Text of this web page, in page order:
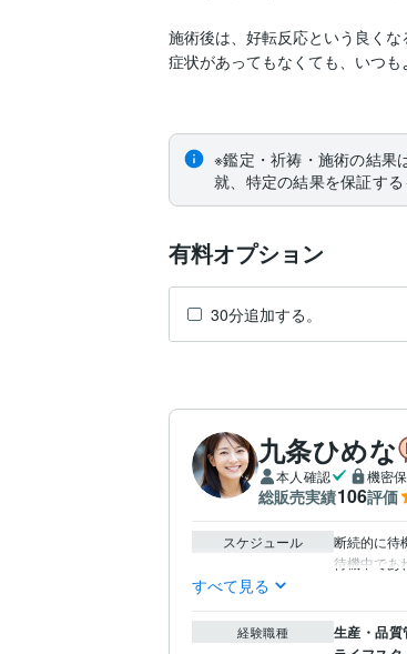
施術後は、好転反応という良くな
症状があってもなくても、いつも
※鑑定・祈祷・施術の結果
就、特定の結果を保証す
有料オプション
30分追加する。
九条ひめな
本人確認 機密
総販売実績106評価
スケジュール
断続的に待
すべて見る
経験職種 生産・品質